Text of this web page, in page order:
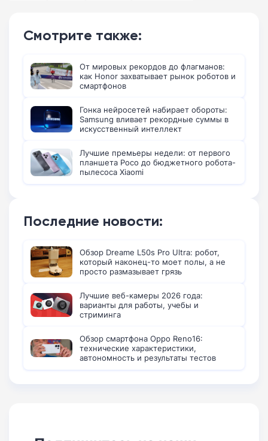
Смотрите также:
От мировых рекордов до флагманов:
как Honor захватывает рынок роботов и
смартфонов
Гонка нейросетей набирает обороты:
Samsung вливает рекордные суммы в
искусственный интеллект
Лучшие премьеры недели: от первого
планшета Poco до бюджетного робота-
пылесоса Xiaomi
Последние новости:
Обзор Dreame L50s Pro Ultra: робот,
который наконец-то моет полы, а не
просто размазывает грязь
Лучшие веб-камеры 2026 года:
варианты для работы, учебы и
стриминга
Обзор смартфона Oppo Reno16:
технические характеристики,
автономность и результаты тестов